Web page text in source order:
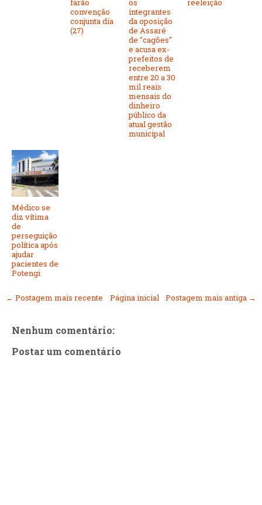
convenção
conjunta dia
(27)
integrantes
da oposição
de Assaré
de "cagões"
e acusa ex-
prefeitos de
receberem
entre 20 a 30
mil reais
mensais do
dinheiro
público da
atual gestão
municipal
Médico se
diz vítima
de
perseguição
política após
ajudar
pacientes de
Potengi
← Postagem mais recente Postagem mais antiga →
Página inicial
Nenhum comentário:
Postar um comentário